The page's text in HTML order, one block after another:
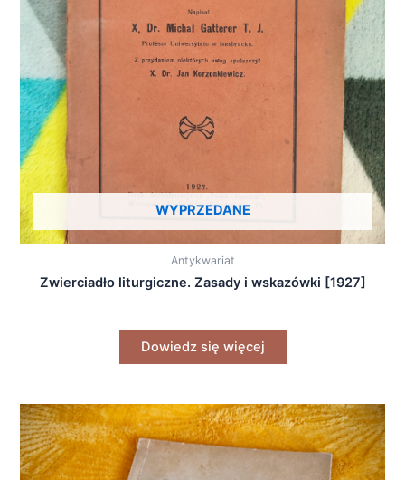
WYPRZEDANE
Antykwariat
Zwierciadło liturgiczne. Zasady i wskazówki [1927]
Dowiedz się więcej